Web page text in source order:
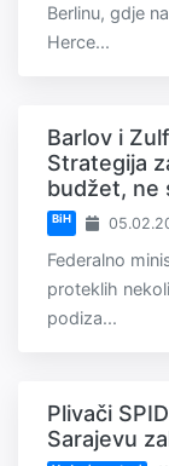
Berlinu, gdje
Herce...
Barlov i
Strategija
budžet, ne
BiH
Federalno
proteklih
podiza...
Plivači
Sarajevu